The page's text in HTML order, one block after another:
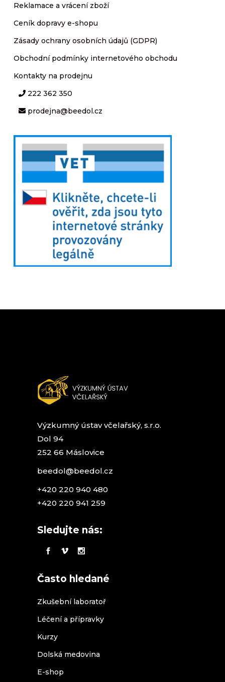
Reklamace a vrácení zboží
Ceník dopravy e-shopu
Zásady ochrany osobních údajů (GDPR)
Obchodní podmínky internetového obchodu
Kontakty na prodejnu
222 362 350
prodejna@beedol.cz
Výzkumný ústav včelařský, s.r.o.
Dol 94
252 66 Máslovice
beedol@beedol.cz
+420 220 940 480
+420 220 941 259
Sledujte nás:
Často hledané
Zkušební laboratoř
Léčení a přípravky
Kurzy
Dolská medovina
E-shop